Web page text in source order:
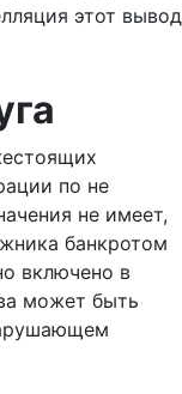
этот вывод
по не
не имеет,
банкротом
включено в
может быть